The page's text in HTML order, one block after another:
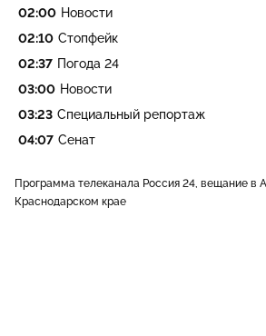
02:00 Новости
02:10 Стопфейк
02:37 Погода 24
03:00 Новости
03:23 Специальный репортаж
04:07 Сенат
Программа телеканала Россия 24, вещание в
Краснодарском крае